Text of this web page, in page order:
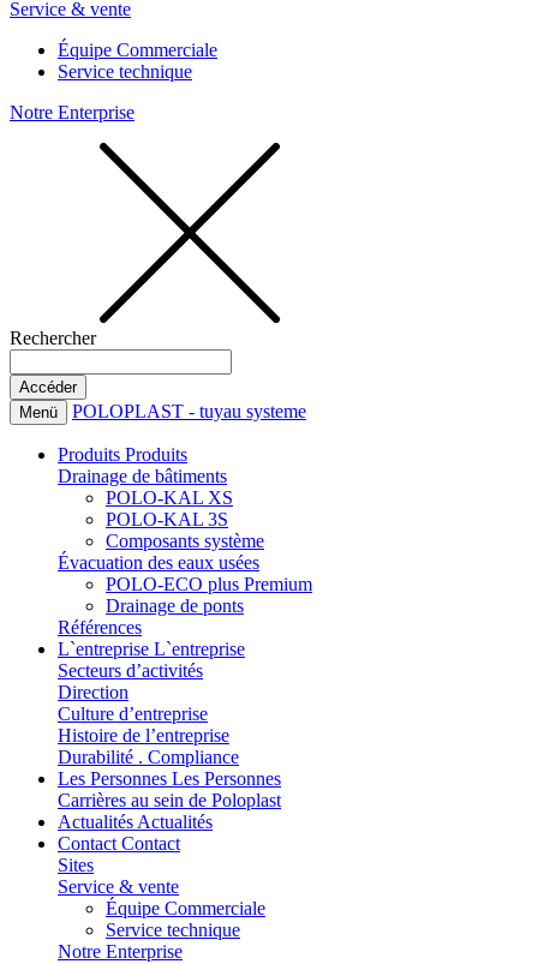
Service & vente
Équipe Commerciale
Service technique
Notre Enterprise
Rechercher
Menü POLOPLAST - tuyau systeme
Produits Produits
Drainage de bâtiments
POLO-KAL XS
POLO-KAL 3S
Composants système
Évacuation des eaux usées
POLO-ECO plus Premium
Drainage de ponts
Références
L`entreprise L`entreprise
Secteurs d’activités
Direction
Culture d’entreprise
Histoire de l’entreprise
Durabilité . Compliance
Les Personnes Les Personnes
Carrières au sein de Poloplast
Actualités Actualités
Contact Contact
Sites
Service & vente
Équipe Commerciale
Service technique
Notre Enterprise